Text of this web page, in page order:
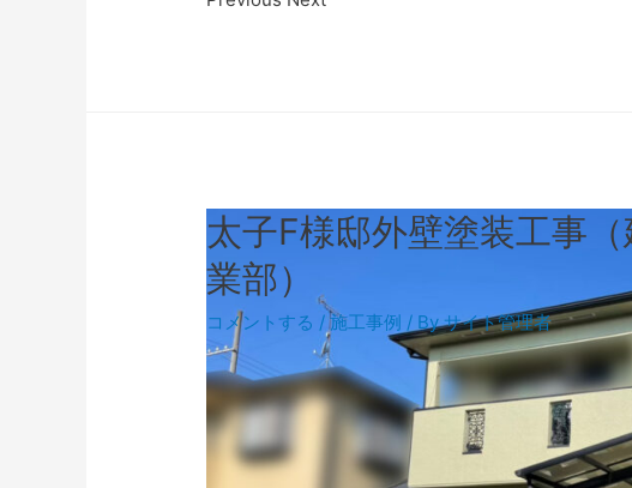
太子F様邸外壁塗装工事
業部）
コメントする /施工事例 / Byサイト管理者